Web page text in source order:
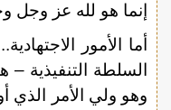
إنما هو لله عز وجل
أما الأمور
السلطة التنفيذية
وهو ولي الأمر الذي